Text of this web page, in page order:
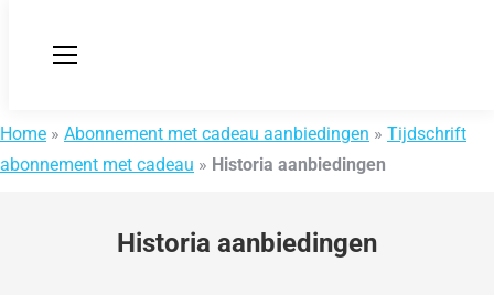
Home » Abonnement met cadeau aanbiedingen » Tijdschrift
abonnement met cadeau » Historia aanbiedingen
Historia aanbiedingen